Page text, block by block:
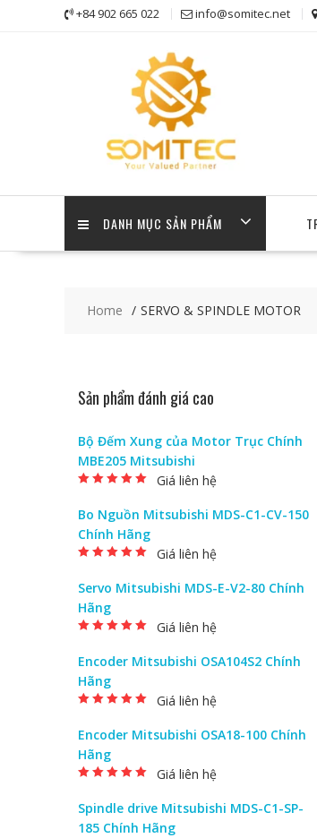
+84 902 665 022 info@somitec.net
DANH MỤC SẢN PHẨM
Home SERVO & SPINDLE MOTOR
Sản phẩm đánh giá cao
Bộ Đếm Xung của Motor Trục Chính
MBE205 Mitsubishi
Giá liên hệ
Bo Nguồn Mitsubishi MDS-C1-CV-150
Chính Hãng
Giá liên hệ
Servo Mitsubishi MDS-E-V2-80 Chính
Hãng
Giá liên hệ
Encoder Mitsubishi OSA104S2 Chính
Hãng
Giá liên hệ
Encoder Mitsubishi OSA18-100 Chính
Hãng
Giá liên hệ
Spindle drive Mitsubishi MDS-C1-SP-
185 Chính Hãng